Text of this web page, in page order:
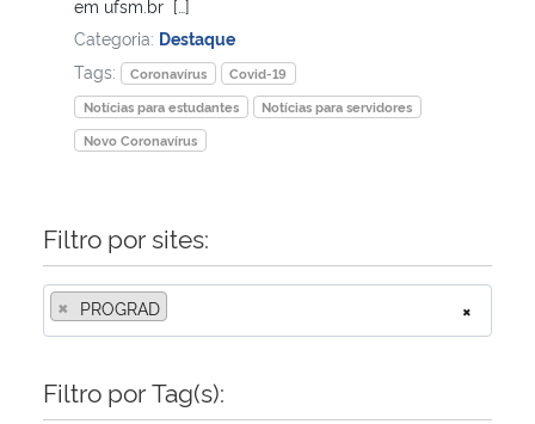
Ministério do Meio Ambiente
Ministério do Turismo
Controladoria-Geral da União
Ministério da Mulher, da Família e dos Direitos Humanos
em ufsm.br […]
Categoria: Destaque
Tags:
Coronavírus
Covid-19
Notícias para estudantes
Notícias para servidores
Novo Coronavírus
Filtro por sites:
×
× PROGRAD
Filtro por Tag(s):